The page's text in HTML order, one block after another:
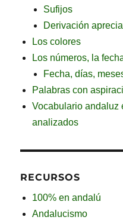
Sufijos
Derivación
Los colores
Los números, la
Fecha, días,
Palabras con
Vocabulario andaluz
analizados
RECURSOS
100% en andalú
Andalucismo